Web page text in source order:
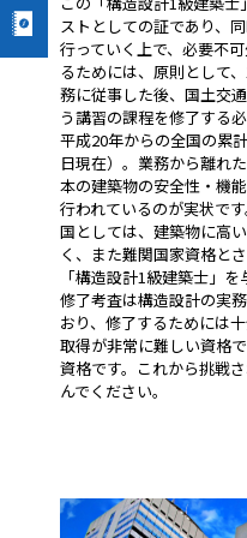
ストとしての証であり、
行っていく上で、必要不
るためには、原則として
務に従事した後、国土交
う講習の課程を修了する必
平成20年からの全国の累
日現在）。業務から離れ
本の建築物の安全性・機
行われているのが実状です
国としては、建築物に高
く、また難関国家資格と
「構造設計1級建築士」
修了考査は構造設計の実
おり、修了するためには
取得が非常に難しい資格
資格です。これから挑戦
んでください。